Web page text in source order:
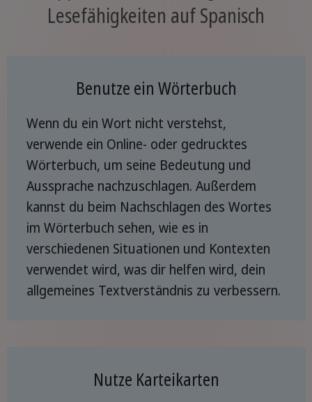
Lesefähigkeiten auf Spanisch
Benutze ein Wörterbuch
Wenn du ein Wort nicht verstehst,
verwende ein Online- oder gedrucktes
Wörterbuch, um seine Bedeutung und
Aussprache nachzuschlagen. Außerdem
kannst du beim Nachschlagen des Wortes
im Wörterbuch sehen, wie es in
verschiedenen Situationen und Kontexten
verwendet wird, was dir helfen wird, dein
allgemeines Textverständnis zu verbessern.
Nutze Karteikarten